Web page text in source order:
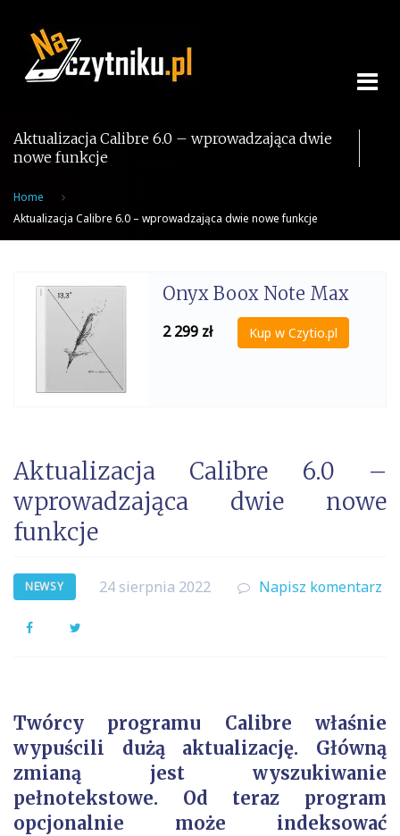
content
Aktualizacja Calibre 6.0 – wprowadzająca dwie
nowe funkcje
Home
Aktualizacja Calibre 6.0 – wprowadzająca dwie nowe funkcje
Onyx Boox Note Max
2 299 zł Kup w Czytio.pl
Aktualizacja Calibre 6.0 –
wprowadzająca dwie nowe
funkcje
NEWSY 24 sierpnia 2022 Napisz komentarz
Facebook
Twórcy programu Calibre właśnie
wypuścili dużą aktualizację. Główną
zmianą jest wyszukiwanie
pełnotekstowe. Od teraz program
opcjonalnie może indeksować